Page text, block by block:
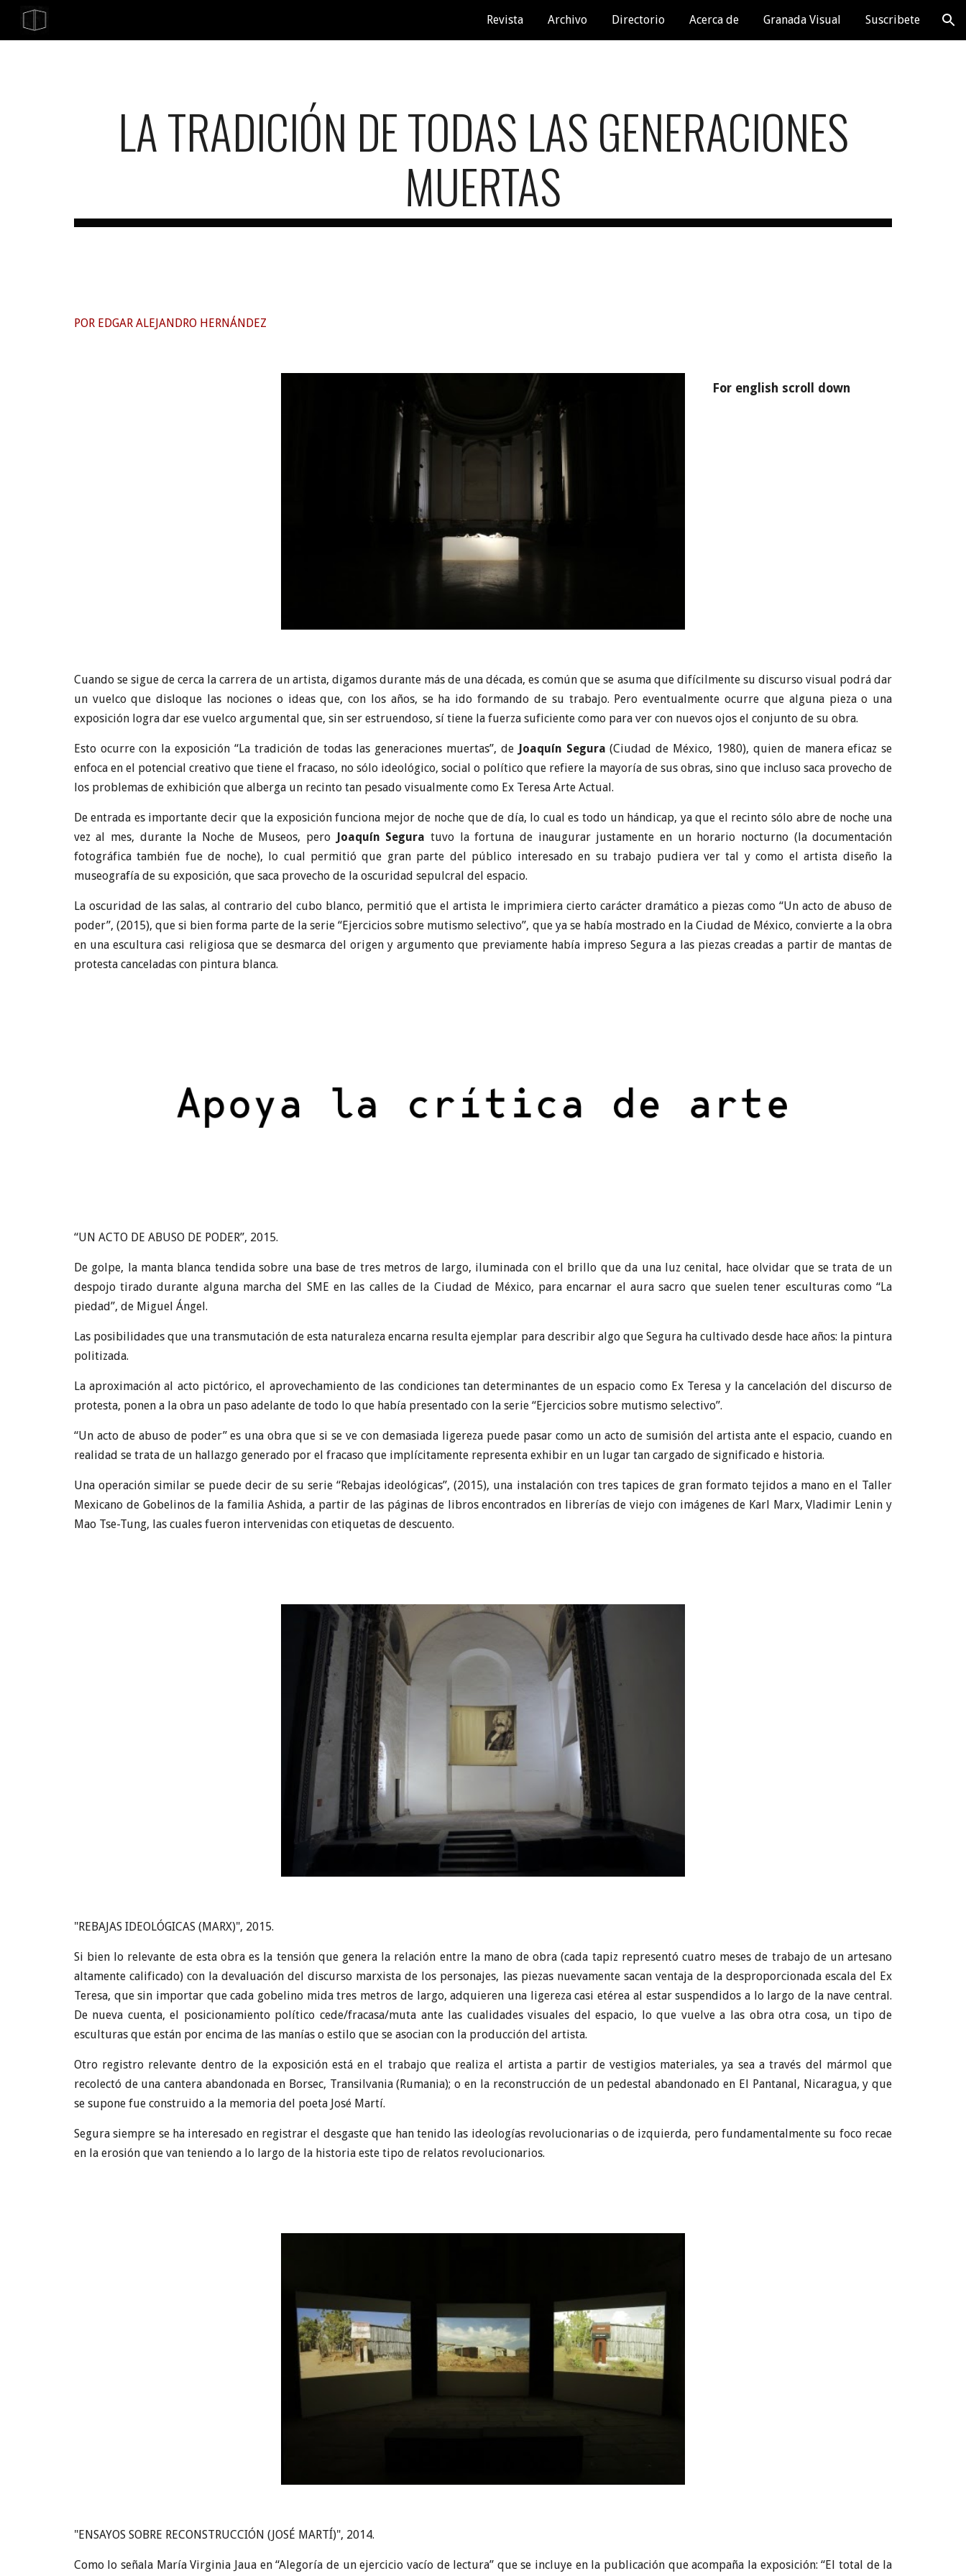
Skip to navigation
Revista Archivo Directorio Acerca de Granada Visual Suscribete
LA TRADICIÓN DE TODAS LAS GENERACIONES
MUERTAS
POR EDGAR ALEJANDRO HERNÁNDEZ
For english scroll down
Cuando se sigue de cerca la carrera de un artista, digamos durante más de una década, es común que se asuma que difícilmente su discurso visual podrá dar
un vuelco que disloque las nociones o ideas que, con los años, se ha ido formando de su trabajo. Pero eventualmente ocurre que alguna pieza o una
exposición logra dar ese vuelco argumental que, sin ser estruendoso, sí tiene la fuerza suficiente como para ver con nuevos ojos el conjunto de su obra.
Esto ocurre con la exposición “La tradición de todas las generaciones muertas”, de Joaquín Segura (Ciudad de México, 1980), quien de manera eficaz se
enfoca en el potencial creativo que tiene el fracaso, no sólo ideológico, social o político que refiere la mayoría de sus obras, sino que incluso saca provecho de
los problemas de exhibición que alberga un recinto tan pesado visualmente como Ex Teresa Arte Actual.
De entrada es importante decir que la exposición funciona mejor de noche que de día, lo cual es todo un hándicap, ya que el recinto sólo abre de noche una
vez al mes, durante la Noche de Museos, pero Joaquín Segura tuvo la fortuna de inaugurar justamente en un horario nocturno (la documentación
fotográfica también fue de noche), lo cual permitió que gran parte del público interesado en su trabajo pudiera ver tal y como el artista diseño la
museografía de su exposición, que saca provecho de la oscuridad sepulcral del espacio.
La oscuridad de las salas, al contrario del cubo blanco, permitió que el artista le imprimiera cierto carácter dramático a piezas como “Un acto de abuso de
poder”, (2015), que si bien forma parte de la serie “Ejercicios sobre mutismo selectivo”, que ya se había mostrado en la Ciudad de México, convierte a la obra
en una escultura casi religiosa que se desmarca del origen y argumento que previamente había impreso Segura a las piezas creadas a partir de mantas de
protesta canceladas con pintura blanca.
“UN ACTO DE ABUSO DE PODER”, 2015.
De golpe, la manta blanca tendida sobre una base de tres metros de largo, iluminada con el brillo que da una luz cenital, hace olvidar que se trata de un
despojo tirado durante alguna marcha del SME en las calles de la Ciudad de México, para encarnar el aura sacro que suelen tener esculturas como “La
piedad”, de Miguel Ángel.
Las posibilidades que una transmutación de esta naturaleza encarna resulta ejemplar para describir algo que Segura ha cultivado desde hace años: la pintura
politizada.
La aproximación al acto pictórico, el aprovechamiento de las condiciones tan determinantes de un espacio como Ex Teresa y la cancelación del discurso de
protesta, ponen a la obra un paso adelante de todo lo que había presentado con la serie “Ejercicios sobre mutismo selectivo”.
“Un acto de abuso de poder” es una obra que si se ve con demasiada ligereza puede pasar como un acto de sumisión del artista ante el espacio, cuando en
realidad se trata de un hallazgo generado por el fracaso que implícitamente representa exhibir en un lugar tan cargado de significado e historia.
Una operación similar se puede decir de su serie “Rebajas ideológicas”, (2015), una instalación con tres tapices de gran formato tejidos a mano en el Taller
Mexicano de Gobelinos de la familia Ashida, a partir de las páginas de libros encontrados en librerías de viejo con imágenes de Karl Marx, Vladimir Lenin y
Mao Tse-Tung, las cuales fueron intervenidas con etiquetas de descuento.
"REBAJAS IDEOLÓGICAS (MARX)", 2015.
Si bien lo relevante de esta obra es la tensión que genera la relación entre la mano de obra (cada tapiz representó cuatro meses de trabajo de un artesano
altamente calificado) con la devaluación del discurso marxista de los personajes, las piezas nuevamente sacan ventaja de la desproporcionada escala del Ex
Teresa, que sin importar que cada gobelino mida tres metros de largo, adquieren una ligereza casi etérea al estar suspendidos a lo largo de la nave central.
De nueva cuenta, el posicionamiento político cede/fracasa/muta ante las cualidades visuales del espacio, lo que vuelve a las obra otra cosa, un tipo de
esculturas que están por encima de las manías o estilo que se asocian con la producción del artista.
Otro registro relevante dentro de la exposición está en el trabajo que realiza el artista a partir de vestigios materiales, ya sea a través del mármol que
recolectó de una cantera abandonada en Borsec, Transilvania (Rumania); o en la reconstrucción de un pedestal abandonado en El Pantanal, Nicaragua, y que
se supone fue construido a la memoria del poeta José Martí.
Segura siempre se ha interesado en registrar el desgaste que han tenido las ideologías revolucionarias o de izquierda, pero fundamentalmente su foco recae
en la erosión que van teniendo a lo largo de la historia este tipo de relatos revolucionarios.
"ENSAYOS SOBRE RECONSTRUCCIÓN (JOSÉ MARTÍ)", 2014.
Como lo señala María Virginia Jaua en “Alegoría de un ejercicio vacío de lectura” que se incluye en la publicación que acompaña la exposición: “El total de la